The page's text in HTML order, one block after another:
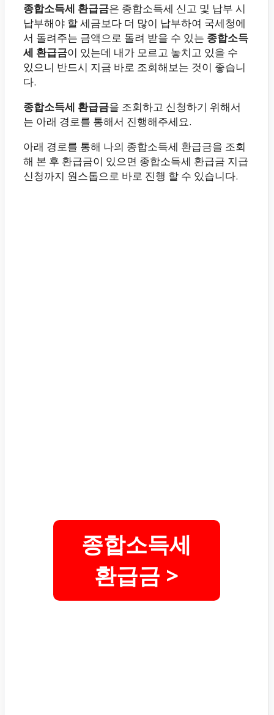
종합소득세 환급금은 종합소득세 신고 및 납부 시
납부해야 할 세금보다 더 많이 납부하여 국세청에
서 돌려주는 금액으로 돌려 받을 수 있는 종합소득
세 환급금이 있는데 내가 모르고 놓치고 있을 수
있으니 반드시 지금 바로 조회해보는 것이 좋습니
다.
종합소득세 환급금을 조회하고 신청하기 위해서
는 아래 경로를 통해서 진행해주세요.
아래 경로를 통해 나의 종합소득세 환급금을 조회
해 본 후 환급금이 있으면 종합소득세 환급금 지급
신청까지 원스톱으로 바로 진행 할 수 있습니다.
종합소득세
환급금 >